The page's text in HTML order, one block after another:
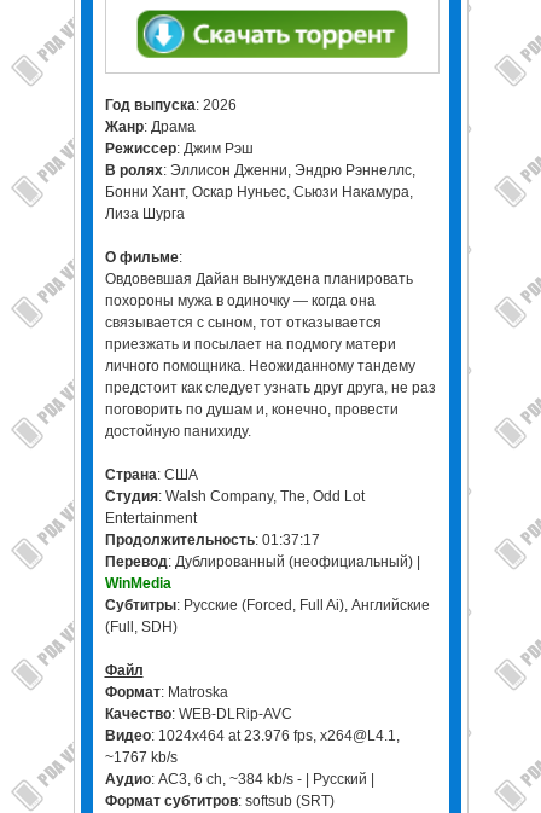
Год выпуска: 2026
Жанр: Драма
Режиссер: Джим Рэш
В ролях: Эллисон Дженни, Эндрю Рэннеллс,
Бонни Хант, Оскар Нуньес, Сьюзи Накамура,
Лиза Шурга
О фильме:
Овдовевшая Дайан вынуждена планировать
похороны мужа в одиночку — когда она
связывается с сыном, тот отказывается
приезжать и посылает на подмогу матери
личного помощника. Неожиданному тандему
предстоит как следует узнать друг друга, не раз
поговорить по душам и, конечно, провести
достойную панихиду.
Страна: США
Студия: Walsh Company, The, Odd Lot
Entertainment
Продолжительность: 01:37:17
Перевод: Дублированный (неофициальный) |
WinMedia
Субтитры: Русские (Forced, Full Ai), Английские
(Full, SDH)
Файл
Формат: Matroska
Качество: WEB-DLRip-AVC
Видео: 1024x464 at 23.976 fps, x264@L4.1,
~1767 kb/s
Аудио: AC3, 6 ch, ~384 kb/s - | Русский |
Формат субтитров: softsub (SRT)